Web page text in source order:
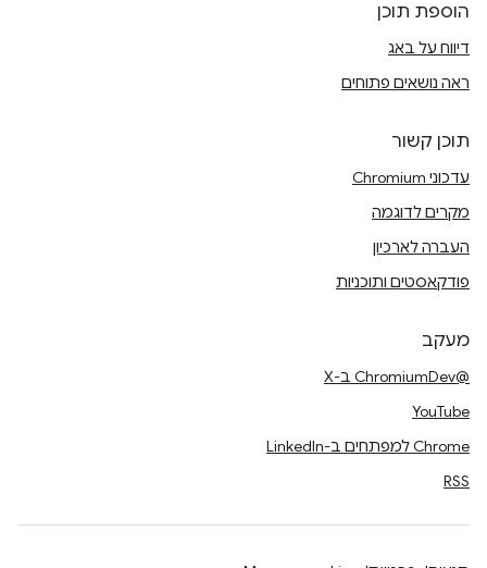
הוספת תוכן
דיווח על באג
ראה נושאים פתוחים
תוכן קשור
עדכוני Chromium
מקרים לדוגמה
העברה לארכיון
פודקאסטים ותוכניות
מעקב
@ChromiumDev ב-X
YouTube
Chrome למפתחים ב-LinkedIn
RSS